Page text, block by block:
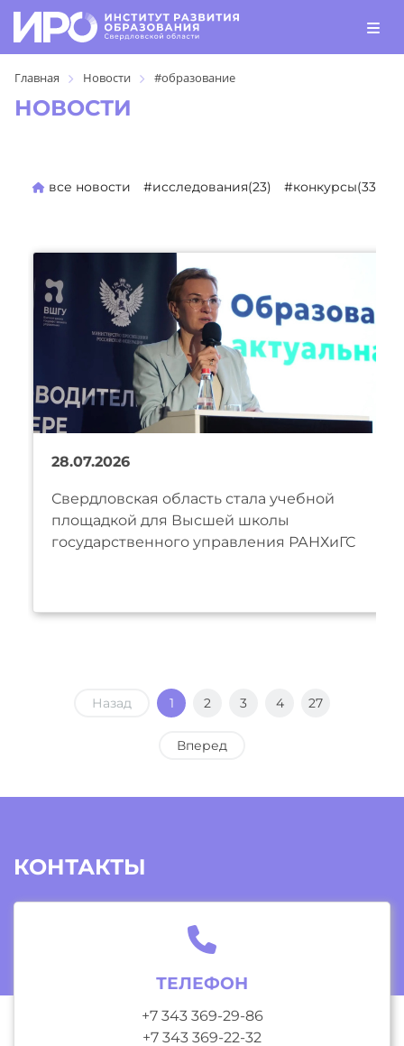
Главная Новости #образование
НОВОСТИ
все новости #исследования(23) #конкурсы(330)
28.07.2026
Свердловская область стала учебной
площадкой для Высшей школы
государственного управления РАНХиГС
Назад 1 2 3 4 27
Вперед
КОНТАКТЫ
ТЕЛЕФОН
+7 343 369-29-86
+7 343 369-22-32